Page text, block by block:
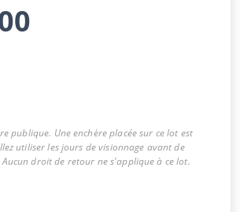
publique. Une enchère placée sur ce lot est
utiliser les jours de visionnage avant de
droit de retour ne s'applique à ce lot.